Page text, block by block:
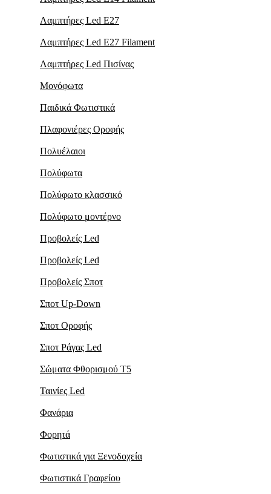
Λαμπτήρες Led Ε27
Λαμπτήρες Led Ε27 Filament
Λαμπτήρες Led Πισίνας
Μονόφωτα
Παιδικά Φωτιστικά
Πλαφονιέρες Oροφής
Πολυέλαιοι
Πολύφωτα
Πολύφωτο κλασσικό
Πολύφωτο μοντέρνο
Προβολείς Led
Προβολείς Led
Προβολείς Σποτ
Σποτ Up-Down
Σποτ Οροφής
Σποτ Ράγας Led
Σώματα Φθορισμού Τ5
Ταινίες Led
Φανάρια
Φορητά
Φωτιστικά για Ξενοδοχεία
Φωτιστικά Γραφείου